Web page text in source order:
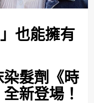
也能擁有
髮劑
《時
全新登場！